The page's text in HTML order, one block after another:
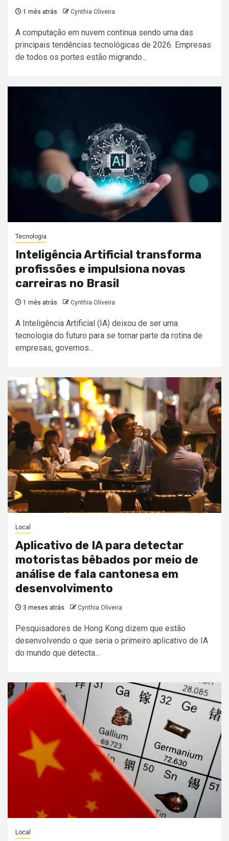
1 mês atrás Cynthia Oliveira
A computação em nuvem continua sendo uma das
principais tendências tecnológicas de 2026. Empresas
de todos os portes estão migrando...
Tecnologia
Inteligência Artificial transforma
profissões e impulsiona novas
carreiras no Brasil
1 mês atrás Cynthia Oliveira
A Inteligência Artificial (IA) deixou de ser uma
tecnologia do futuro para se tornar parte da rotina de
empresas, governos...
Local
Aplicativo de IA para detectar
motoristas bêbados por meio de
análise de fala cantonesa em
desenvolvimento
3 meses atrás Cynthia Oliveira
Pesquisadores de Hong Kong dizem que estão
desenvolvendo o que seria o primeiro aplicativo de IA
do mundo que detecta...
Local